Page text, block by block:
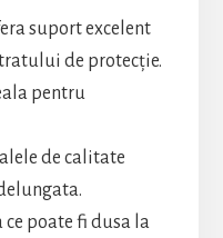
suport excelent
de protecție.
pentru
de calitate
poate fi dusa la